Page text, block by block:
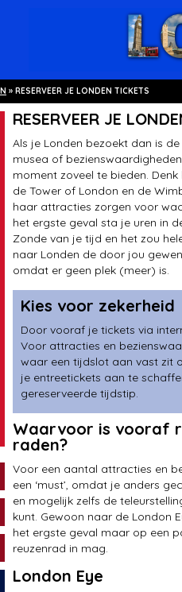
» RESERVEER JE LONDEN TICKETS
RESERVEER JE
Als je Londen bezoekt dan is
musea of
moment zoveel te bieden.
de Tower of London en de
haar attracties zorgen voor
het ergste geval sta je uren in
Zonde van je tijd en het zou
naar Londen de door jou
omdat er geen plek (meer) is.
Kies voor zekerheid
Door vooraf je tickets via
Voor attracties en
waar een tijdslot aan vast zit
je entreetickets aan te
gereserveerde tijdstip.
Waarvoor is vooraf
raden?
Voor een aantal attracties en
een ‘must’, omdat je anders
en mogelijk zelfs de
kunt. Gewoon naar de London
het ergste geval maar op een
reuzenrad in mag.
London Eye